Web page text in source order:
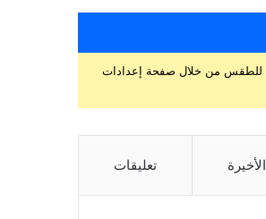
يجب عليك إضافة مفتاح API للطقس من خلال صفحة إعدادات
الأخيرة تعليقات